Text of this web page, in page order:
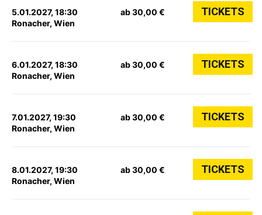
5.01.2027, 18:30
Ronacher, Wien
ab 30,00 € TICKETS
6.01.2027, 18:30
Ronacher, Wien
ab 30,00 € TICKETS
7.01.2027, 19:30
Ronacher, Wien
ab 30,00 € TICKETS
8.01.2027, 19:30
Ronacher, Wien
ab 30,00 € TICKETS